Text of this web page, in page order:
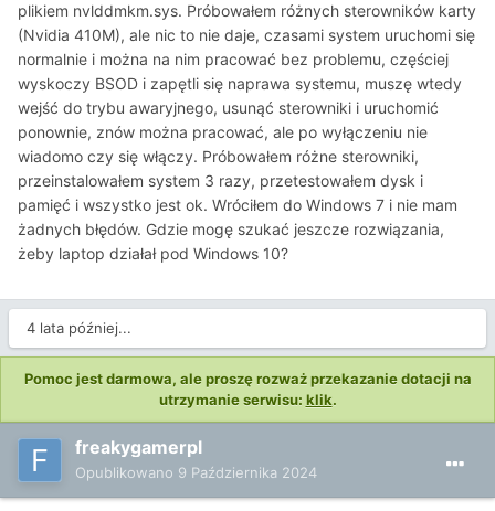
plikiem nvlddmkm.sys. Próbowałem różnych sterowników karty
(Nvidia 410M), ale nic to nie daje, czasami system uruchomi się
normalnie i można na nim pracować bez problemu, częściej
wyskoczy BSOD i zapętli się naprawa systemu, muszę wtedy
wejść do trybu awaryjnego, usunąć sterowniki i uruchomić
ponownie, znów można pracować, ale po wyłączeniu nie
wiadomo czy się włączy. Próbowałem różne sterowniki,
przeinstalowałem system 3 razy, przetestowałem dysk i
pamięć i wszystko jest ok. Wróciłem do Windows 7 i nie mam
żadnych błędów. Gdzie mogę szukać jeszcze rozwiązania,
żeby laptop działał pod Windows 10?
4 lata później...
Pomoc jest darmowa, ale proszę rozważ przekazanie dotacji na
utrzymanie serwisu: klik.
freakygamerpl
Opublikowano 9 Października 2024